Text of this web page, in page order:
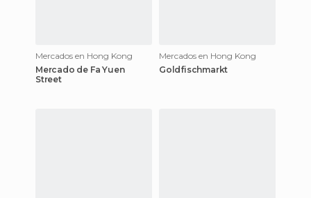
Mercados en Hong Kong
Mercado de Fa Yuen
Street
Mercados en Hong Kong
Goldfischmarkt